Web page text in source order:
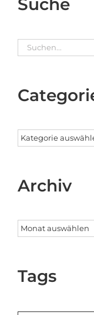
Suche
Suche
nach:
Categories
Archiv
Archiv
Tags